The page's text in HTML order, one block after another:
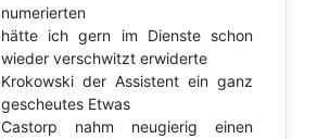
numerierten
hätte ich gern im Dienste schon
wieder verschwitzt erwiderte
Krokowski der Assistent ein ganz
gescheutes Etwas
Castorp nahm neugierig einen